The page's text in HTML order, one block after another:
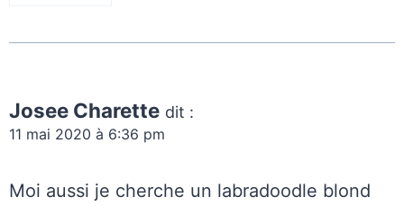
Josee Charette dit :
11 mai 2020 à 6:36 pm
Moi aussi je cherche un labradoodle blond